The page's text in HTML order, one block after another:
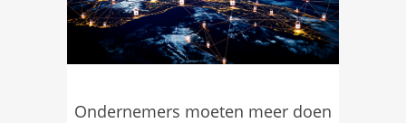
Ondernemers moeten meer doen